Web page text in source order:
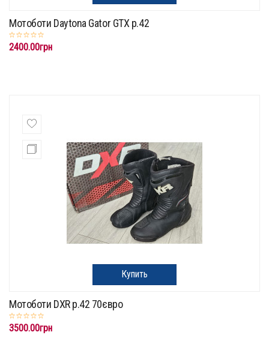
Мотоботи Daytona Gator GTX p.42
2400.00грн
Купить
Мотоботи DXR p.42 70євро
3500.00грн